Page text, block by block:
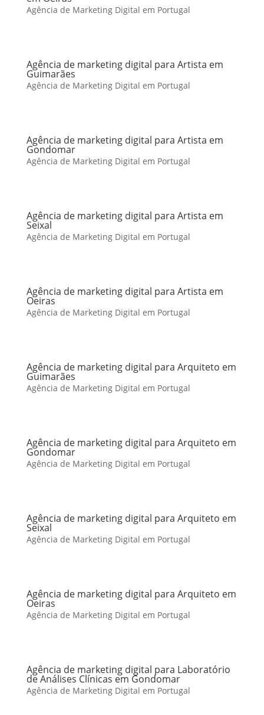
Agência de Marketing Digital em Portugal
Agência de marketing digital para Artista em
Guimarães
Agência de Marketing Digital em Portugal
Agência de marketing digital para Artista em
Gondomar
Agência de Marketing Digital em Portugal
Agência de marketing digital para Artista em
Seixal
Agência de Marketing Digital em Portugal
Agência de marketing digital para Artista em
Oeiras
Agência de Marketing Digital em Portugal
Agência de marketing digital para Arquiteto em
Guimarães
Agência de Marketing Digital em Portugal
Agência de marketing digital para Arquiteto em
Gondomar
Agência de Marketing Digital em Portugal
Agência de marketing digital para Arquiteto em
Seixal
Agência de Marketing Digital em Portugal
Agência de marketing digital para Arquiteto em
Oeiras
Agência de Marketing Digital em Portugal
Agência de marketing digital para Laboratório
de Análises Clínicas em Gondomar
Agência de Marketing Digital em Portugal